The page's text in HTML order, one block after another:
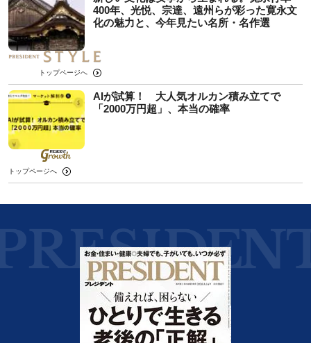
400年、光悦、宗達、遠州らが彩った寛永文
化の魅力と、今年見たい名所・名作選
トップページへ
AIが試算！ 大人気オルカン積み立てで
「2000万円超」、本当の確率
トップページへ